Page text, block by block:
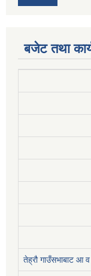
बजेट तथा
तेह्रौ गाउँसभाबाट आ